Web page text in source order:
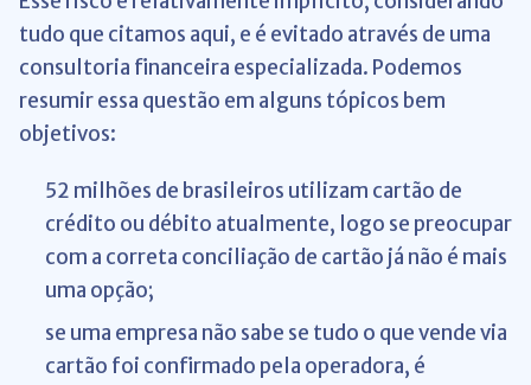
tudo que citamos aqui, e é evitado através de uma
consultoria financeira especializada. Podemos
resumir essa questão em alguns tópicos bem
objetivos:
52 milhões de brasileiros utilizam cartão de
crédito ou débito atualmente, logo se preocupar
com a correta conciliação de cartão já não é mais
uma opção;
se uma empresa não sabe se tudo o que vende via
cartão foi confirmado pela operadora, é